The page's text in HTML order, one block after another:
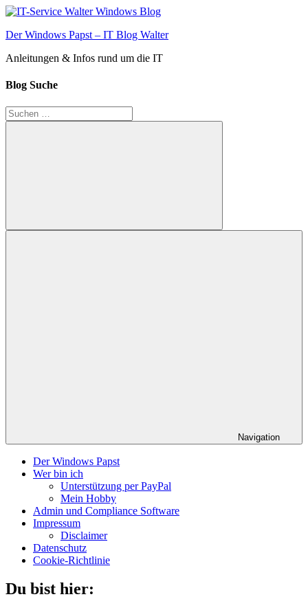
Zum
springen
Der Windows Papst – IT Blog Walter
Anleitungen & Infos rund um die IT
Blog Suche
Suchen
nach:
Suchen
Navigation
Der Windows Papst
Wer bin ich
Unterstützung per PayPal
Mein Hobby
Admin und Compliance Software
Impressum
Disclaimer
Datenschutz
Cookie-Richtlinie
Du bist hier: